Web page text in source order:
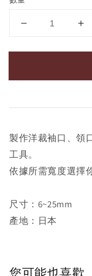
製作洋裁袖口、領
工具。
依據所需寬度選擇
尺寸：6~25mm
產地：日本
您可能也喜歡